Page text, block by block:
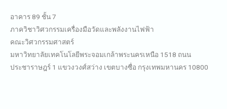
อาคาร 89 ชั้น 7
ภาควิชาวิศวกรรมเครื่องมือวัดและพลังงานไฟฟ้า
คณะวิศวกรรมศาสตร์
มหาวิทยาลัยเทคโนโลยีพระจอมเกล้าพระนครเหนือ 1518 ถนน
ประชาราษฎร์ 1 แขวงวงศ์สว่าง เขตบางซื่อ กรุงเทพมหานคร 10800